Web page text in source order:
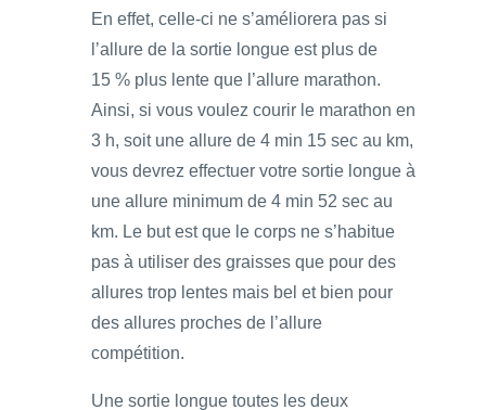
En effet, celle-ci ne s’améliorera pas si
l’allure de la sortie longue est plus de
15 % plus lente que l’allure marathon.
Ainsi, si vous voulez courir le marathon en
3 h, soit une allure de 4 min 15 sec au km,
vous devrez effectuer votre sortie longue à
une allure minimum de 4 min 52 sec au
km. Le but est que le corps ne s’habitue
pas à utiliser des graisses que pour des
allures trop lentes mais bel et bien pour
des allures proches de l’allure
compétition.
Une sortie longue toutes les deux